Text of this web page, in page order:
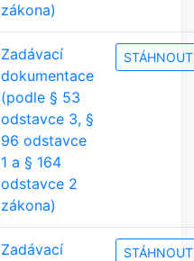
zákona)
Zadávací
dokumentace
(podle § 53
odstavce 3, §
96 odstavce
1 a § 164
odstavce 2
zákona)
STÁHNOUT
Zadávací
STÁHNOUT